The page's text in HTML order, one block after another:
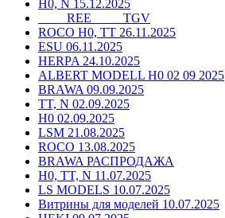
H0, N 15.12.2025
____ REE ____ TGV
ROCO H0, TT 26.11.2025
ESU 06.11.2025
HERPA 24.10.2025
ALBERT MODELL H0 02 09 2025
BRAWA 09.09.2025
TT, N 02.09.2025
H0 02.09.2025
LSM 21.08.2025
ROCO 13.08.2025
BRAWA РАСПРОДАЖА
H0, TT, N 11.07.2025
LS MODELS 10.07.2025
Витрины для моделей 10.07.2025